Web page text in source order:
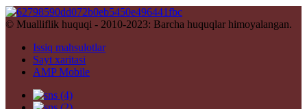
© Mualliflik huquqi - 2010-2023: Barcha huquqlar himoyalangan.
Issiq mahsulotlar
Sayt xaritasi
AMP Mobile